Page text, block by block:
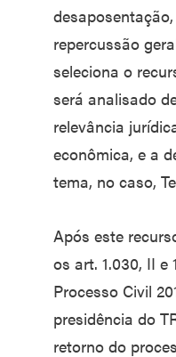
repercussão
seleciona o
será analisado
relevância
econômica, e a
tema, no caso,
Após este
os art. 1.030, II e
Processo Civil
presidência do
retorno do